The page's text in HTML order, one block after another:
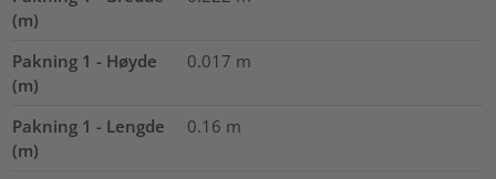
(m)
Pakning 1 - Høyde
(m)
0.017 m
Pakning 1 - Lengde
(m)
0.16 m